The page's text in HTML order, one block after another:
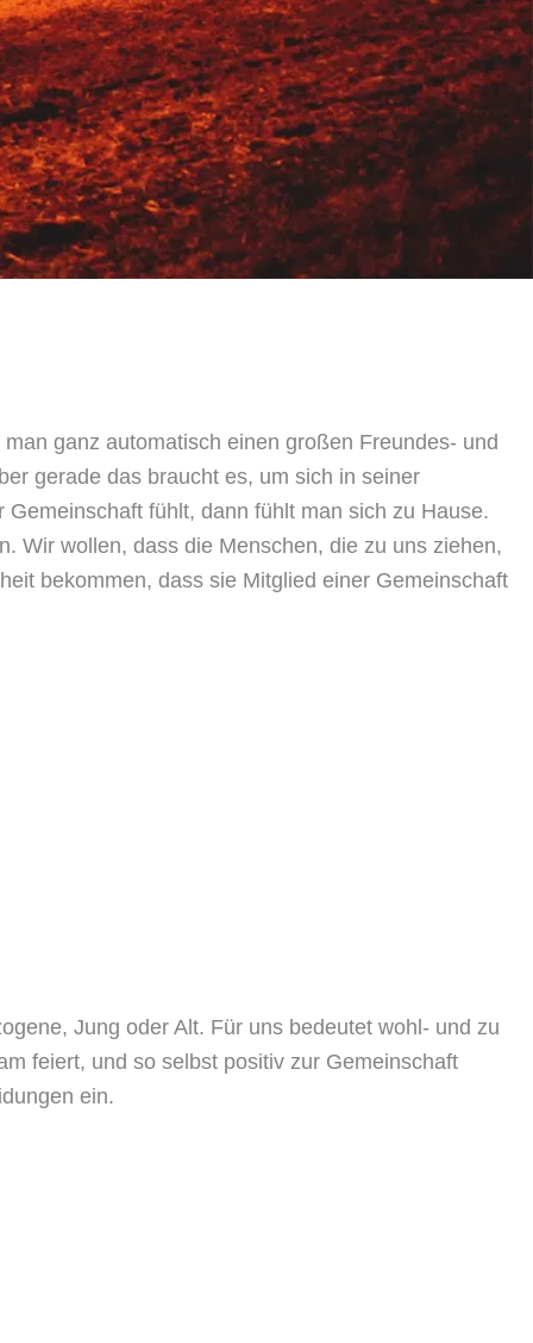
ganz automatisch einen großen Freundes- und
gerade das braucht es, um sich in seiner
fühlt, dann fühlt man sich zu Hause.
Wir wollen, dass die Menschen, die zu uns ziehen,
bekommen, dass sie Mitglied einer Gemeinschaft
Jung oder Alt. Für uns bedeutet wohl- und zu
feiert, und so selbst positiv zur Gemeinschaft
ein.